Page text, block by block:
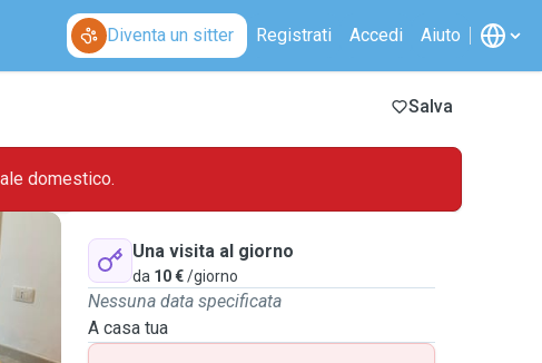
Diventa un sitter Registrati Accedi Aiuto
Salva
domestico.
Una visita al giorno
da 10 €/giorno
Nessuna data specificata
A casa tua